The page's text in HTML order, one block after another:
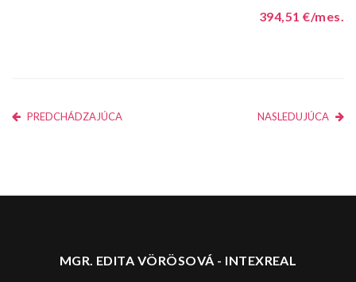
394,51 €/mes.
PREDCHÁDZAJÚCA NASLEDUJÚCA
MGR. EDITA VÖRÖSOVÁ - INTEXREAL